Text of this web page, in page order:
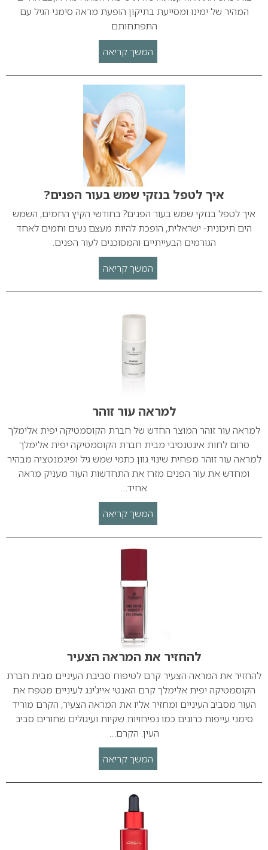
המהיר של ימינו ומסייעת בתיקון הופעת מראה סימני הגיל עם
התפתחותם
המשך קריאה
איך לטפל בנזקי שמש בעור הפנים?
איך לטפל בנזקי שמש בעור הפנים? בחודשי הקיץ החמים, השמש
הים תיכונית- ישראלית, הופכת להיות מעצם נעים וחמים לאחד
הגורמים הבעייתיים והמסוכנים לעור הפנים.
המשך קריאה
למראה עור זוהר
למראה עור זוהר המוצר החדש של חברת הקוסמטיקה יפית אלימלך
סרום לחות אינטנסיבי מבית חברת הקוסמטיקה יפית אלימלך
למראה עור זוהר מפחית שינוי גוון כתמי שמש גיל ופיגמנטציה מבהיר
ומחדש את עור הפנים מזרז את התחדשות העור מעניק מראה
אחיד…
המשך קריאה
להחזיר את המראה הצעיר
להחזיר את המראה הצעיר קרם לטיפוח סביבת העיניים מבית חברת
הקוסמטיקה יפית אלימלך קרם האנטי אייג’ינג לעיניים מטפח את
העור מסביב העיניים ומחזיר אליו את המראה הצעיר, הקרם מוריד
סימני עייפות כרונים כמו נפיחויות שקיות ועיגולים שחורים סביב
העין. הקרם…
המשך קריאה